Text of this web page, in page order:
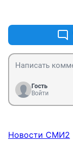
Гость
Войти
Новости СМИ2